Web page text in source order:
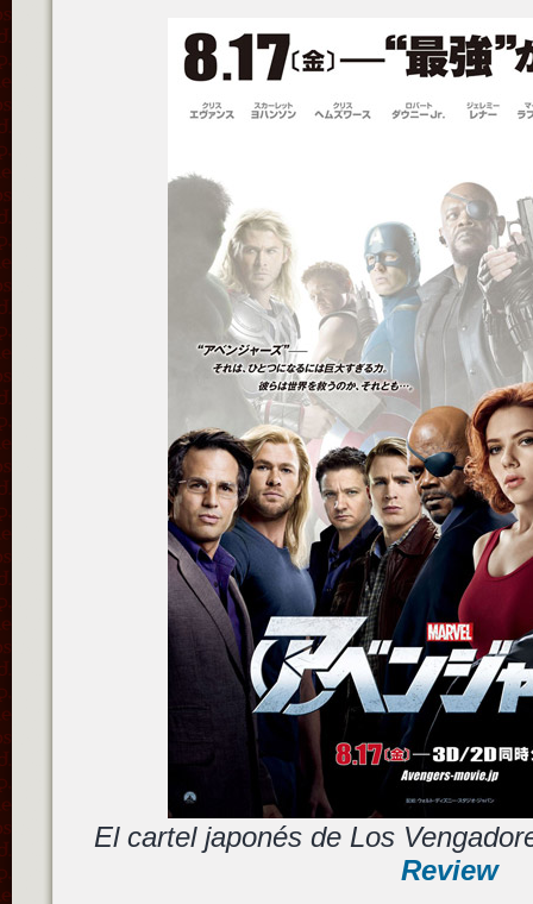
El cartel japonés de Los
Review